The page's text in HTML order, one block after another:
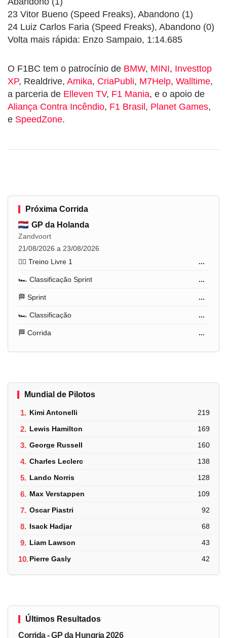
23 Vitor Bueno (Speed Freaks), Abandono (1)
24 Luiz Carlos Faria (Speed Freaks), Abandono (0)
Volta mais rápida: Enzo Sampaio, 1:14.685
O F1BC tem o patrocínio de BMW, MINI, Investtop
XP, Realdrive, Amika, CriaPubli, M7Help, Walltime,
a parceria de Elleven TV, F1 Mania, e o apoio de
Aliança Contra Incêndio, F1 Brasil, Planet Games,
e SpeedZone.
Próxima Corrida
GP da Holanda
Zandvoort
21/08/2026 a 23/08/2026
🏋️‍♂️ Treino Livre 1
...
🏎️ Classificação Sprint ...
🏁 Sprint ...
🏎️ Classificação ...
🏁 Corrida ...
Mundial de Pilotos
1. Kimi Antonelli 219
2. Lewis Hamilton 169
3. George Russell 160
4. Charles Leclerc 138
5. Lando Norris 128
6. Max Verstappen 109
7. Oscar Piastri 92
8. Isack Hadjar 68
9. Liam Lawson 43
10.Pierre Gasly 42
Últimos Resultados
Corrida - GP da Hungria 2026